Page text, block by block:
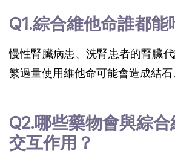
Q1.綜合維他命誰都能
慢性腎臟病患、洗腎患者的腎臟
繁過量使用維他命可能會造成結石
Q2.哪些藥物會與綜
交互作用？